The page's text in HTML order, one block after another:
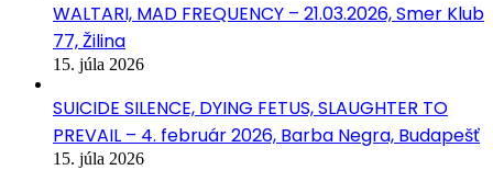
WALTARI, MAD FREQUENCY – 21.03.2026, Smer Klub
77, Žilina
15. júla 2026
SUICIDE SILENCE, DYING FETUS, SLAUGHTER TO
PREVAIL – 4. február 2026, Barba Negra, Budapešť
15. júla 2026